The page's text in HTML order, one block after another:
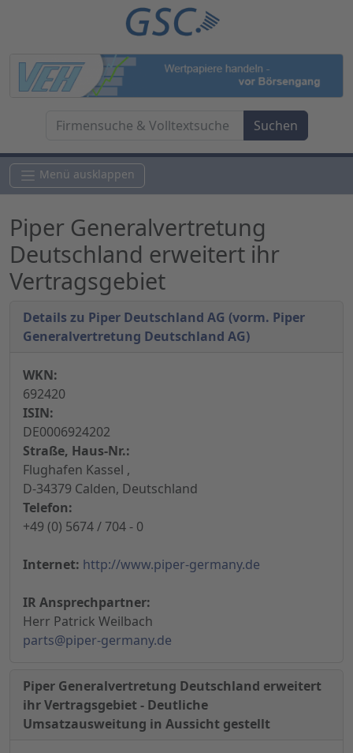
Menü ausklappen
Piper Generalvertretung
Deutschland erweitert ihr
Vertragsgebiet
Details zu Piper Deutschland AG (vorm. Piper
Generalvertretung Deutschland AG)
WKN:
692420
ISIN:
DE0006924202
Straße, Haus-Nr.:
Flughafen Kassel ,
D-34379 Calden, Deutschland
Telefon:
+49 (0) 5674 / 704 - 0
Internet: http://www.piper-germany.de
IR Ansprechpartner:
Herr Patrick Weilbach
parts@piper-germany.de
Piper Generalvertretung Deutschland erweitert
ihr Vertragsgebiet - Deutliche
Umsatzausweitung in Aussicht gestellt